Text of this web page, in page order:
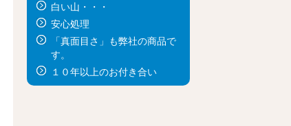
白い山・・・
安心処理
「真面目さ」も弊社の商品で
す。
１０年以上のお付き合い